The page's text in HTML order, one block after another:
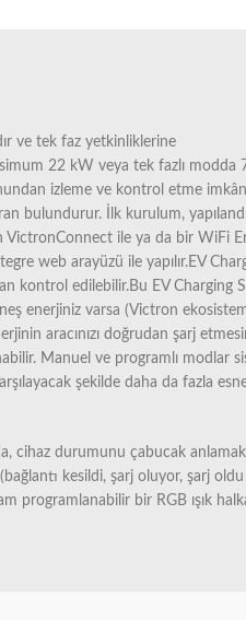
ve tek faz yetkinliklerine
22 kW veya tek fazlı modda
izleme ve kontrol etme
bulundurur. İlk kurulum,
VictronConnect ile ya da bir WiFi
web arayüzü ile yapılır.EV
kontrol edilebilir.Bu EV Charging
enerjiniz varsa (Victron
aracınızı doğrudan şarj
Manuel ve programlı modlar
şekilde daha da fazla
cihaz durumunu çabucak
kesildi, şarj oluyor, şarj oldu
programlanabilir bir RGB ışık